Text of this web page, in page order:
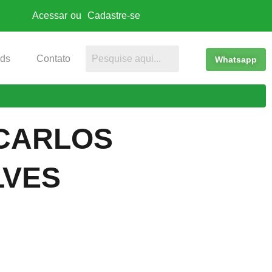
Acessar ou Cadastre-se
Contato Whatsapp